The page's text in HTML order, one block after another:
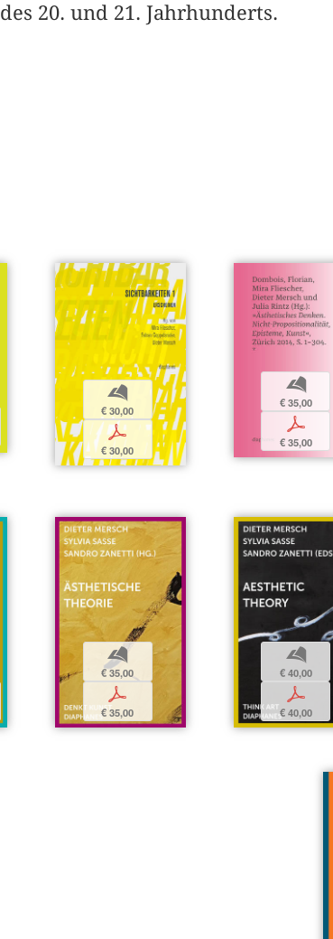
des 20. und 21. Jahrhunderts.
b
€ 30,00
p
€ 30,00
b
€ 35,00
p
€ 35,00
b
€ 35,00
p
€ 35,00
b
€ 40,00
p
€ 40,00